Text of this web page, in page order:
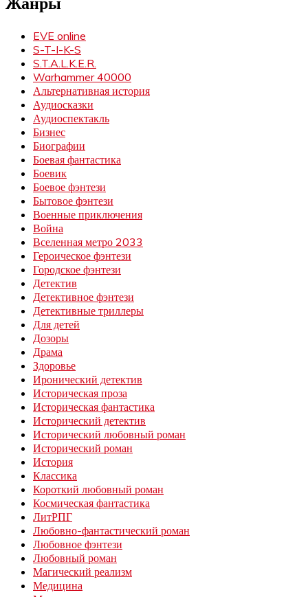
EVE online
S-T-I-K-S
S.T.A.L.K.E.R.
Warhammer 40000
Альтернативная история
Аудиосказки
Аудиоспектакль
Бизнес
Биографии
Боевая фантастика
Боевик
Боевое фэнтези
Бытовое фэнтези
Военные приключения
Война
Вселенная метро 2033
Героическое фэнтези
Городское фэнтези
Детектив
Детективное фэнтези
Детективные триллеры
Для детей
Дозоры
Драма
Здоровье
Иронический детектив
Историческая проза
Историческая фантастика
Исторический детектив
Исторический любовный роман
Исторический роман
История
Классика
Короткий любовный роман
Космическая фантастика
ЛитРПГ
Любовно-фантастический роман
Любовное фэнтези
Любовный роман
Магический реализм
Медицина